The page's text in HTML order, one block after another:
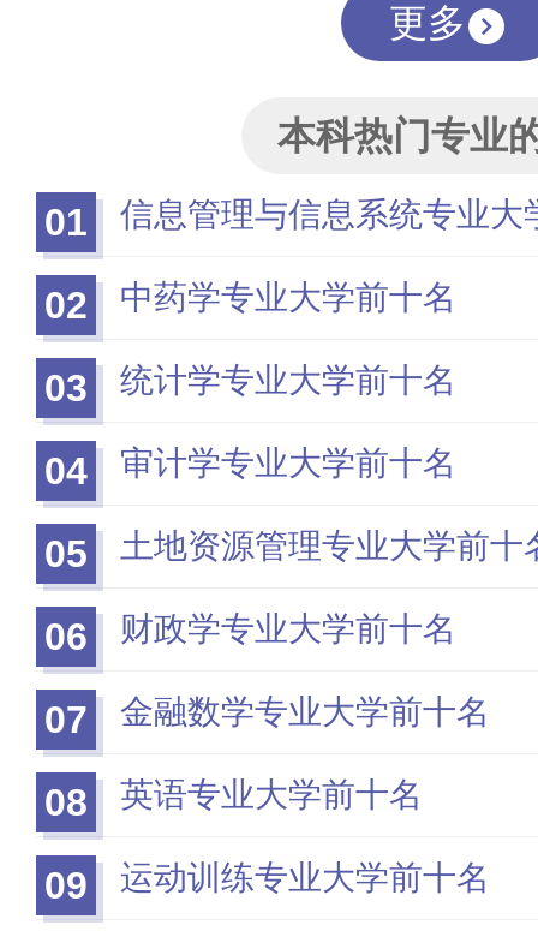
更多
本科热门专业
01
信息管理与信息系统专业大
02 中药学专业大学前十名
03 统计学专业大学前十名
04 审计学专业大学前十名
05 土地资源管理专业大学前十
06 财政学专业大学前十名
07 金融数学专业大学前十名
08 英语专业大学前十名
09 运动训练专业大学前十名